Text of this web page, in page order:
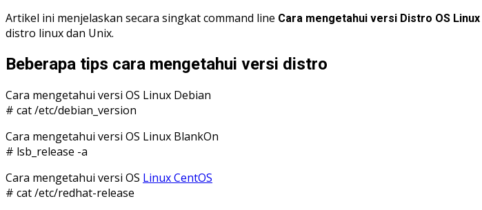
Artikel ini menjelaskan secara singkat command line Cara mengetahui versi Distro OS Linux
distro linux dan Unix.
Beberapa tips cara mengetahui versi distro
Cara mengetahui versi OS Linux Debian
# cat /etc/debian_version
Cara mengetahui versi OS Linux BlankOn
# lsb_release -a
Cara mengetahui versi OS Linux CentOS
# cat /etc/redhat-release